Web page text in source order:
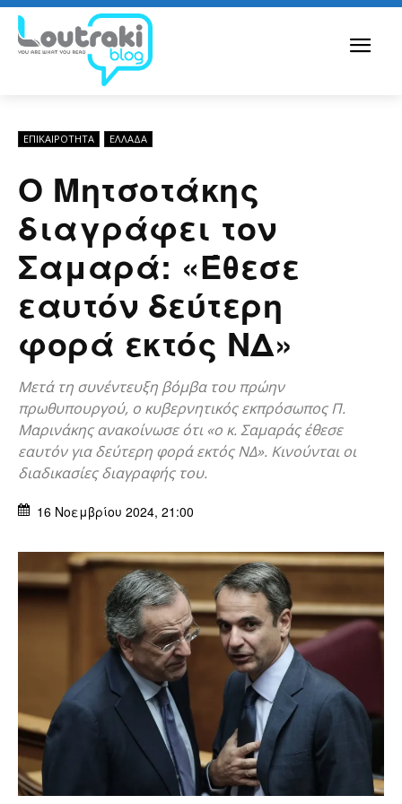
ΕΠΙΚΑΙΡΟΤΗΤΑ ΕΛΛΆΔΑ
Ο Μητσοτάκης
διαγράφει τον
Σαμαρά: «Έθεσε
εαυτόν δεύτερη
φορά εκτός ΝΔ»
Μετά τη συνέντευξη βόμβα του πρώην
πρωθυπουργού, ο κυβερνητικός εκπρόσωπος Π.
Μαρινάκης ανακοίνωσε ότι «ο κ. Σαμαράς έθεσε
εαυτόν για δεύτερη φορά εκτός ΝΔ». Κινούνται οι
διαδικασίες διαγραφής του.
16 Νοεμβρίου 2024, 21:00